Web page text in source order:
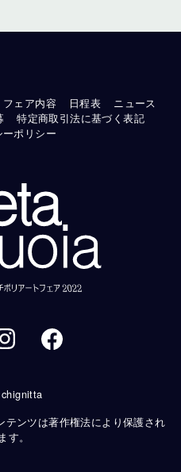
フェア内容 日程表
ニュース
特定商取引法に基づく表記
ポリシー
ンツは著作権法により保護され
す。